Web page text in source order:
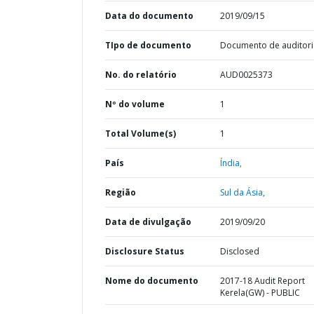
Data do documento 2019/09/15
TIpo de documento Documento de
No. do relatório AUD0025373
Nº do volume 1
Total Volume(s) 1
País Índia,
Região Sul da Ásia,
Data de divulgação 2019/09/20
Disclosure Status Disclosed
Nome do documento
2017-18 Audit Report
Kerela(GW) - PUBLIC